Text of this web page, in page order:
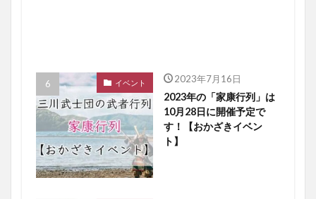
イベント 2023年7月16日
2023年の「家康行列」は
10月28日に開催予定で
す！【おかざきイベン
ト】